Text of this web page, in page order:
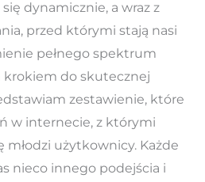
dynamicznie, a wraz z
przed którymi stają nasi
pełnego spektrum
krokiem do skutecznej
zestawienie, które
w internecie, z którymi
młodzi użytkownicy. Każde
nieco innego podejścia i